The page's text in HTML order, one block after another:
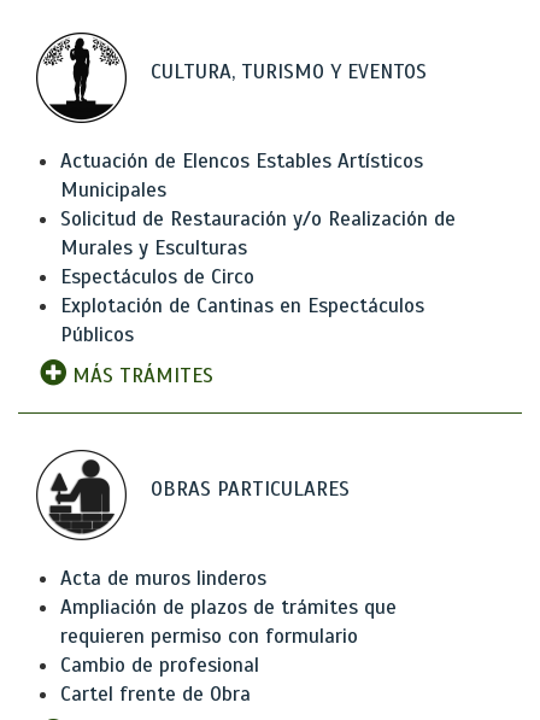
CULTURA, TURISMO Y EVENTOS
Actuación de Elencos Estables Artísticos
Municipales
Solicitud de Restauración y/o Realización de
Murales y Esculturas
Espectáculos de Circo
Explotación de Cantinas en Espectáculos
Públicos
MÁS TRÁMITES
OBRAS PARTICULARES
Acta de muros linderos
Ampliación de plazos de trámites que
requieren permiso con formulario
Cambio de profesional
Cartel frente de Obra